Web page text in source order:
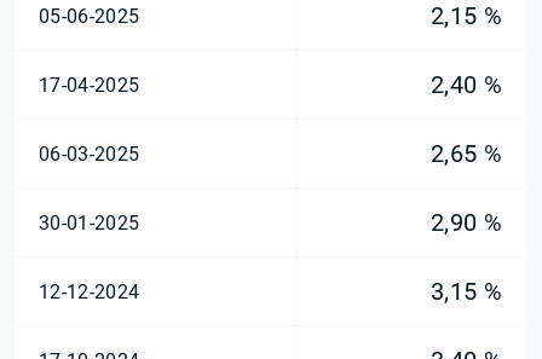
05-06-2025 2,15 %
17-04-2025 2,40 %
06-03-2025 2,65 %
30-01-2025 2,90 %
12-12-2024 3,15 %